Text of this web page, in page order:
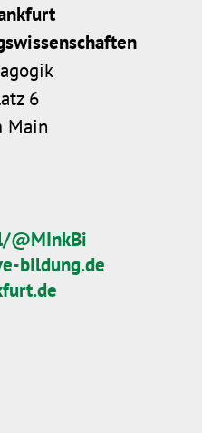
6
Main
@MInkBi
bildung.de